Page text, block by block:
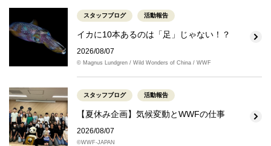
スタッフブログ 活動報告
イカに10本あるのは「足」じゃない！？
2026/08/07
© Magnus Lundgren / Wild Wonders of China / WWF
スタッフブログ 活動報告
【夏休み企画】気候変動とWWFの仕事
2026/08/07
©WWF-JAPAN